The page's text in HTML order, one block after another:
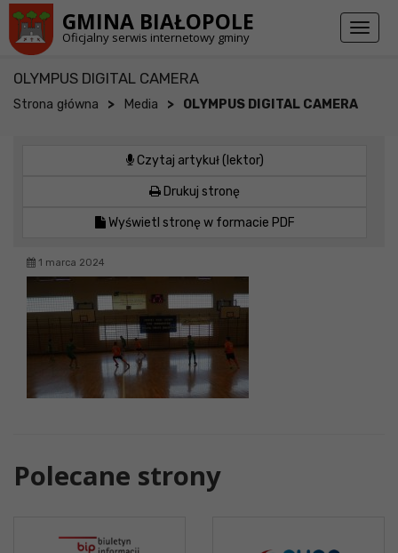
GMINA BIAŁOPOLE
Oficjalny serwis internetowy gminy
Toggle
OLYMPUS DIGITAL CAMERA
Strona główna > Media > OLYMPUS DIGITAL CAMERA
Czytaj artykuł (lektor)
Drukuj stronę
Wyświetl stronę w formacie PDF
1 marca 2024
Polecane strony